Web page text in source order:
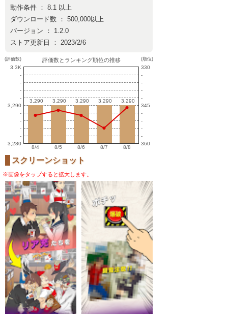
動作条件 ： 8.1 以上
ダウンロード数 ： 500,000以上
バージョン ： 1.2.0
ストア更新日 ： 2023/2/6
(評価数)
3.3K
-
-
-
-
3,290
-
-
-
-
3,280
評価数とランキング順位の推移
3,290
3,290 3,290
3,290 3,290
3,290 3,290
3,290 3,290
3,290
8/4 8/5 8/6 8/7 8/8
(順位)
330
-
-
-
-
345
-
-
-
-
360
スクリーンショット
※画像をタップすると拡大します。